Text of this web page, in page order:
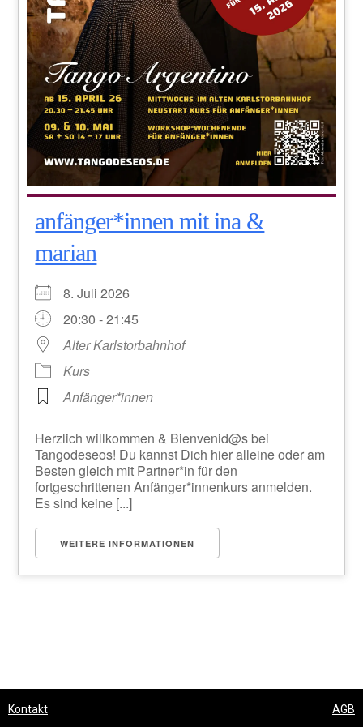
anfänger*innen mit ina &
marian
8. Juli 2026
20:30 - 21:45
Alter Karlstorbahnhof
Kurs
Anfänger*innen
Herzlich willkommen & Bienvenid@s bei
Tangodeseos! Du kannst Dich hier alleine oder am
Besten gleich mit Partner*in für den
fortgeschrittenen Anfänger*innenkurs anmelden.
Es sind keine [...]
WEITERE INFORMATIONEN
Kontakt
AGB